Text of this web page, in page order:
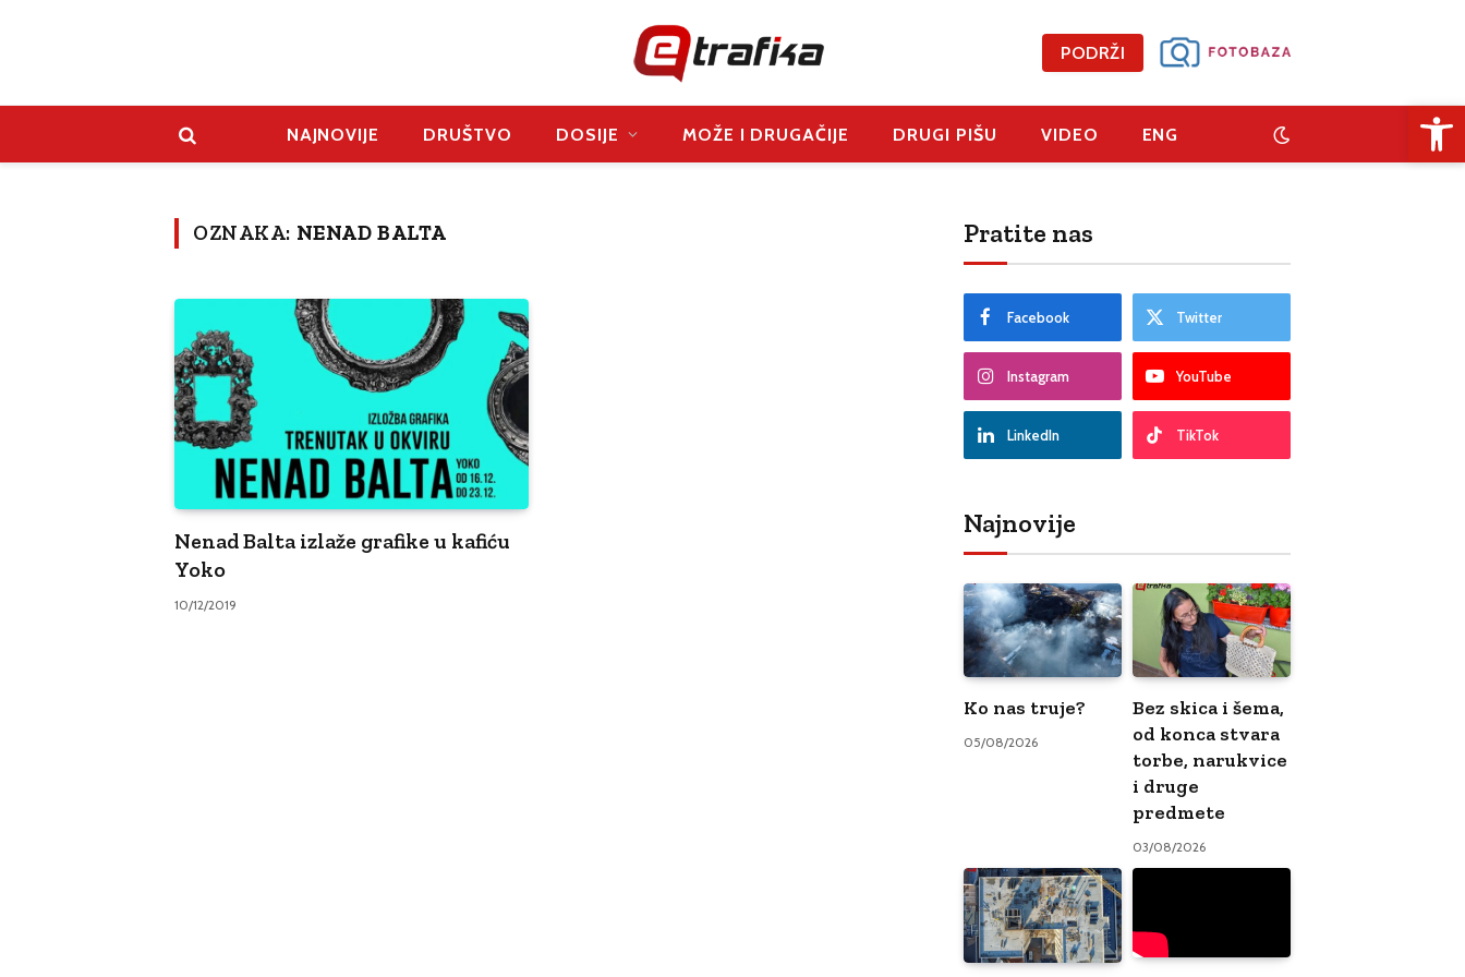
PODRŽI
NAJNOVIJE DRUŠTVO DOSIJE MOŽE I DRUGAČIJE DRUGI PIŠU VIDEO ENG
OZNAKA: NENAD BALTA
Nenad Balta izlaže grafike u kafiću
Yoko
10/12/2019
Pratite nas
Facebook Twitter
Instagram YouTube
LinkedIn TikTok
Najnovije
Ko nas truje?
05/08/2026
Bez skica i šema,
od konca stvara
torbe, narukvice
i druge
predmete
03/08/2026